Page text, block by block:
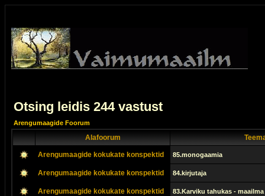
Otsing leidis 244 vastust
Arengumaagide Foorum
Alafoorum
Arengumaagide kokukate konspektid 85.monogaamia
Arengumaagide kokukate konspektid 84.kirjutaja
Arengumaagide kokukate konspektid 83.Karviku tahukas -